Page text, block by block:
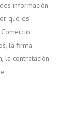
información
qué es
la firma
la contratación